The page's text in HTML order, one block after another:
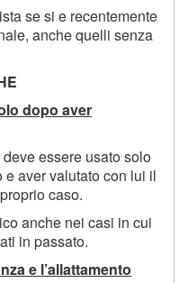
se si e recentemente
anche quelli senza
dopo aver
deve essere usato solo
aver valutato con lui il
caso.
anche nei casi in cui
in passato.
e l’allattamento